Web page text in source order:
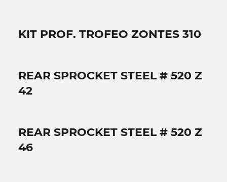
KIT PROF. TROFEO ZONTES 310
REAR SPROCKET STEEL # 520 Z
42
REAR SPROCKET STEEL # 520 Z
46